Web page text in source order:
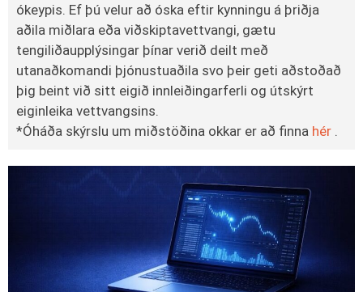
ókeypis. Ef þú velur að óska eftir kynningu á þriðja
aðila miðlara eða viðskiptavettvangi, gætu
tengiliðaupplýsingar þínar verið deilt með
utanaðkomandi þjónustuaðila svo þeir geti aðstoðað
þig beint við sitt eigið innleiðingarferli og útskýrt
eiginleika vettvangsins.
*Óháða skýrslu um miðstöðina okkar er að finna hér .